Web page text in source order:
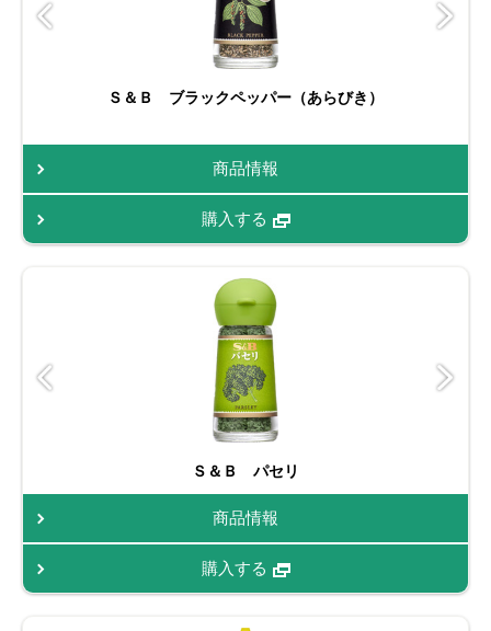
Ｓ＆Ｂ ブラックペッパー（あらびき）
商品情報
購入する
Ｓ＆Ｂ パセリ
商品情報
購入する